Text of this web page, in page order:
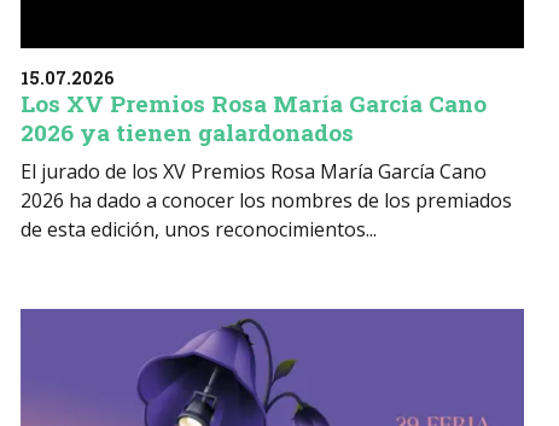
15.07.2026
Los XV Premios Rosa María García Cano
2026 ya tienen galardonados
El jurado de los XV Premios Rosa María García Cano
2026 ha dado a conocer los nombres de los premiados
de esta edición, unos reconocimientos...